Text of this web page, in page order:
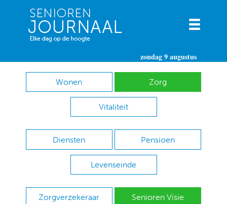
zondag 9 augustus
Wonen Zorg
Vitaliteit
Diensten Pensioen
Levenseinde
Zorgverzekeraar Senioren Visie